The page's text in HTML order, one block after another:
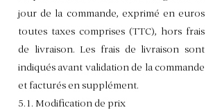
jour de la commande, exprimé en euros
toutes taxes comprises (TTC), hors frais
de livraison. Les frais de livraison sont
indiqués avant validation de la commande
et facturés en supplément.
5.1. Modification de prix